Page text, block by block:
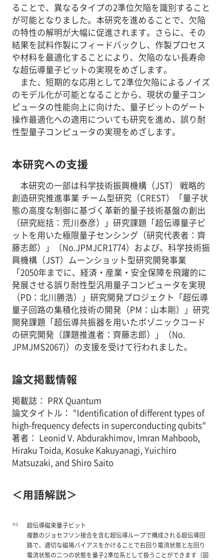
ることで、異なるタイプの2準位欠陥を識別すること
が可能となりました。本研究を進めることで、欠陥
の特性の解明が大幅に促進されます。さらに、その
結果を試料作製にフィードバックし、作製プロセス
や材料を最適化することにより、欠陥のない長寿命
な超伝導量子ビットの実現をめざします。
また、短期的な応用として2準位欠陥によるノイズ
のモデル化が可能となることから、現状の量子コン
ピュータの性能向上に向けた、量子ビットのゲート
操作最適化への適用についても研究を進め、誤り耐
性型量子コンピュータの実現をめざします。
本研究への支援
本研究の一部は科学技術振興機構（JST） 戦略的
創造研究推進事業 チーム型研究（CREST）「量子状
態の高度な制御に基づく革新的量子技術基盤の創出
（研究総括：荒川泰彦）」研究課題「超伝導量子ビ
ットを用いた極限量子センシング（研究代表者：齊
藤志郎）」（No.JPMJCR1774）および、科学技術振
興機構（JST）ムーンショット型研究開発事業
「2050年までに、経済・産業・安全保障を飛躍的に
発展させる誤り耐性型汎用量子コンピュータを実現
（PD：北川勝浩）」研究開発プロジェクト「超伝導
量子回路の集積化技術の開発（PM：山本剛）」研究
開発課題「超伝導共振器を用いたボゾニックコード
の研究開発（課題推進者：齊藤志郎）」（No.
JPMJMS2067)）の支援を受けて行われました。
論文掲載情報
掲載誌： PRX Quantum
論文タイトル： "Identification of different types of
high-frequency defects in superconducting qubits"
著者： Leonid V. Abdurakhimov, Imran Mahboob,
Hiraku Toida, Kosuke Kakuyanagi, Yuichiro
Matsuzaki, and Shiro Saito
＜用語解説＞
※1
超伝導磁束量子ビット
複数のジョセフソン接合を含む超伝導ループで構成される超伝導回
路で、適切な磁場バイアスをかけることで右回り電流状態と左回り
電流状態の二つの状態を量子2準位系として扱うことができます（図